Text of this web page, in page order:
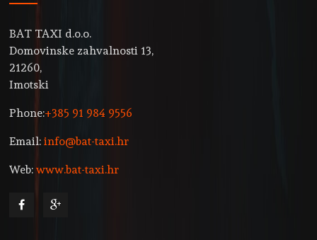
BAT TAXI d.o.o.
Domovinske zahvalnosti 13,
21260,
Imotski
Phone:+385 91 984 9556
Email:info@bat-taxi.hr
Web:www.bat-taxi.hr